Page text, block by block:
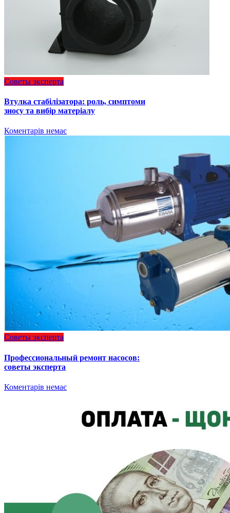
Советы эксперта
Втулка стабілізатора: роль, симптоми
зносу та вибір матеріалу
Коментарів немає
Советы эксперта
Профессиональный ремонт насосов:
советы эксперта
Коментарів немає